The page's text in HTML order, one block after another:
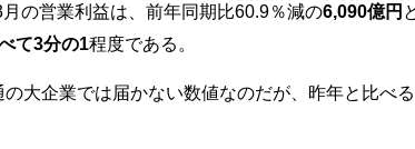
の営業利益は、前年同期比60.9％減の6,090億円
て3分の1程度である。
大企業では届かない数値なのだが、昨年と比べ